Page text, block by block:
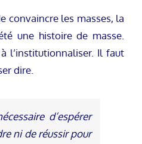
convaincre les masses, la
une histoire de masse.
l’institutionnaliser. Il faut
dire.
d’espérer
ni de réussir pour